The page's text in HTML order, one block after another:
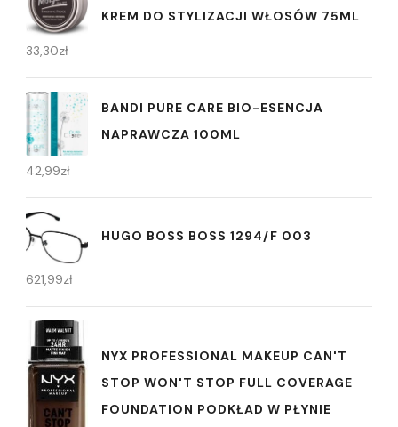
KREM DO STYLIZACJI WŁOSÓW 75ML
33,30zł
BANDI PURE CARE BIO-ESENCJA
NAPRAWCZA 100ML
42,99zł
HUGO BOSS BOSS 1294/F 003
621,99zł
NYX PROFESSIONAL MAKEUP CAN'T
STOP WON'T STOP FULL COVERAGE
FOUNDATION PODKŁAD W PŁYNIE